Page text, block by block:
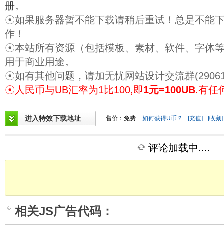
册。
☉如果服务器暂不能下载请稍后重试！总是不能
作！
☉本站所有资源（包括模板、素材、软件、字体
用于商业用途。
☉如有其他问题，请加无忧网站设计交流群
☉人民币与UB汇率为1比100,即1元=100UB.有任
进入特效下载地址 售价：免费 如何获得U币？ [充值] [收藏]
评论加载中....
相关JS广告代码 ：